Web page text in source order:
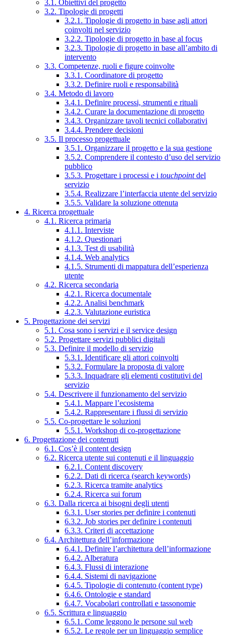
3.1. Obiettivi del progetto
3.2. Tipologie di progetti
3.2.1. Tipologie di progetto in base agli attori
coinvolti nel servizio
3.2.2. Tipologie di progetto in base al focus
3.2.3. Tipologie di progetto in base all’ambito di
intervento
3.3. Competenze, ruoli e figure coinvolte
3.3.1. Coordinatore di progetto
3.3.2. Definire ruoli e responsabilità
3.4. Metodo di lavoro
3.4.1. Definire processi, strumenti e rituali
3.4.2. Curare la documentazione di progetto
3.4.3. Organizzare tavoli tecnici collaborativi
3.4.4. Prendere decisioni
3.5. Il processo progettuale
3.5.1. Organizzare il progetto e la sua gestione
3.5.2. Comprendere il contesto d’uso del servizio
pubblico
3.5.3. Progettare i processi e i touchpointdel
servizio
3.5.4. Realizzare l’interfaccia utente del servizio
3.5.5. Validare la soluzione ottenuta
4. Ricerca progettuale
4.1. Ricerca primaria
4.1.1. Interviste
4.1.2. Questionari
4.1.3. Test di usabilità
4.1.4. Web analytics
4.1.5. Strumenti di mappatura dell’esperienza
utente
4.2. Ricerca secondaria
4.2.1. Ricerca documentale
4.2.2. Analisi benchmark
4.2.3. Valutazione euristica
5. Progettazione dei servizi
5.1. Cosa sono i servizi e il service design
5.2. Progettare servizi pubblici digitali
5.3. Definire il modello di servizio
5.3.1. Identificare gli attori coinvolti
5.3.2. Formulare la proposta di valore
5.3.3. Inquadrare gli elementi costitutivi del
servizio
5.4. Descrivere il funzionamento del servizio
5.4.1. Mappare l’ecosistema
5.4.2. Rappresentare i flussi di servizio
5.5. Co-progettare le soluzioni
5.5.1. Workshop di co-progettazione
6. Progettazione dei contenuti
6.1. Cos’è il content design
6.2. Ricerca utente sui contenuti e il linguaggio
6.2.1. Content discovery
6.2.2. Dati di ricerca (search keywords)
6.2.3. Ricerca tramite analytics
6.2.4. Ricerca sui forum
6.3. Dalla ricerca ai bisogni degli utenti
6.3.1. User stories per definire i contenuti
6.3.2. Job stories per definire i contenuti
6.3.3. Criteri di accettazione
6.4. Architettura dell’informazione
6.4.1. Definire l’architettura dell’informazione
6.4.2. Alberatura
6.4.3. Flussi di interazione
6.4.4. Sistemi di navigazione
6.4.5. Tipologie di contenuto (content type)
6.4.6. Ontologie e standard
6.4.7. Vocabolari controllati e tassonomie
6.5. Scrittura e linguaggio
6.5.1. Come leggono le persone sul web
6.5.2. Le regole per un linguaggio semplice